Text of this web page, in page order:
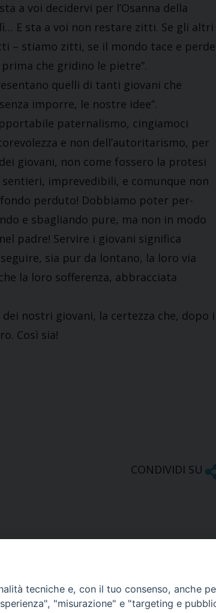
a voi decidervi per l’Osanna della
E sta a voi non restare zitti. Se gli altri
– stiamo zitti, se il mondo tace e perde
che gridino le pietre”.
quelli di tanti giovani che
imporre, le nostre idee”.
paternalismo, cingiamoci
e non dell’autoritarismo, per
giovani, non come fossero la protesi
imprevedibili, e comunque non
perduto! Dobbiamo poter per-
e sbagliando pure, ma non in modo
padre! Servire i giovani significa
sia pur da lontano, la loro via
la loro sofferenza, abbracciata
nostri giovani, la certezza che, dopo i
Così sia!
CONDIVIDI SU
tecniche e, con il tuo consenso, anche
"misurazione" e "targeting e